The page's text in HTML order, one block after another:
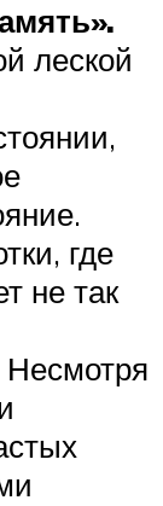
леской
где
не так
Несмотря